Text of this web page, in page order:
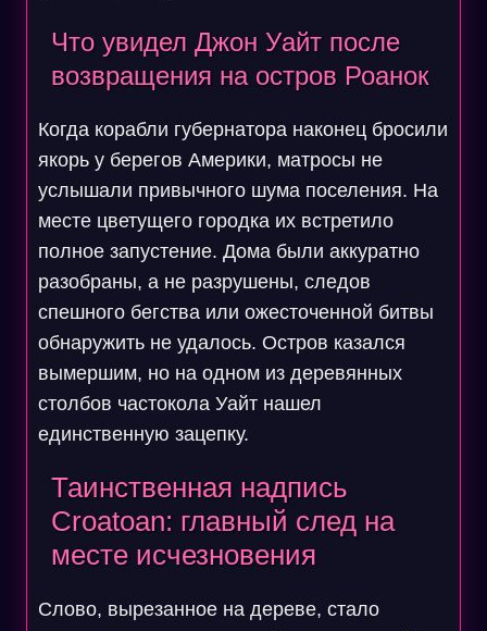
Что увидел Джон Уайт после
возвращения на остров Роанок
Когда корабли губернатора наконец бросили
якорь у берегов Америки, матросы не
услышали привычного шума поселения. На
месте цветущего городка их встретило
полное запустение. Дома были аккуратно
разобраны, а не разрушены, следов
спешного бегства или ожесточенной битвы
обнаружить не удалось. Остров казался
вымершим, но на одном из деревянных
столбов частокола Уайт нашел
единственную зацепку.
Таинственная надпись
Croatoan: главный след на
месте исчезновения
Слово, вырезанное на дереве, стало